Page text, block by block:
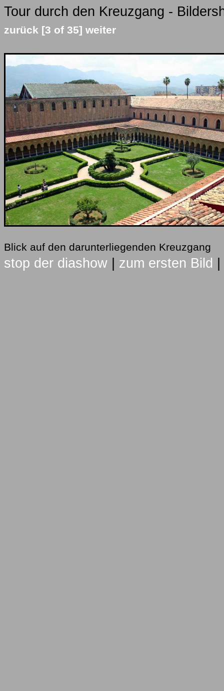
Tour durch den Kreuzgang -
zurück [3 of 35] weiter
Blick auf den darunterliegenden Kreuzgang
stop der diashow zum ersten Bild